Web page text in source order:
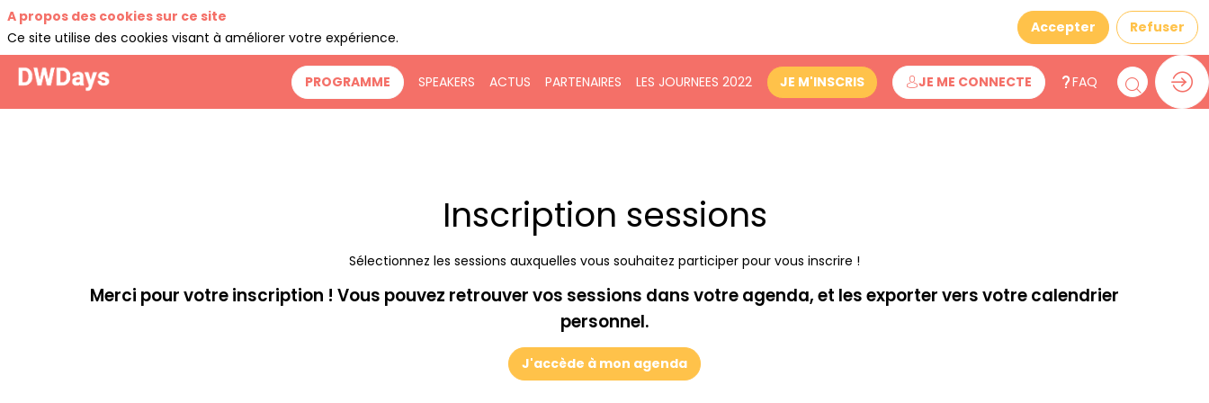
PROGRAMME SPEAKERS ACTUS PARTENAIRES LES JOURNEES 2022 JE M'INSCRIS JE ME CONNECTE FAQ
Inscription sessions
Sélectionnez les sessions auxquelles vous souhaitez participer pour vous inscrire !
Merci pour votre inscription ! Vous pouvez retrouver vos sessions dans votre agenda, et les exporter vers votre calendrier
personnel.
J'accède à mon agenda
A propos des cookies sur ce site
Ce site utilise des cookies visant à améliorer votre expérience.
Accepter Refuser